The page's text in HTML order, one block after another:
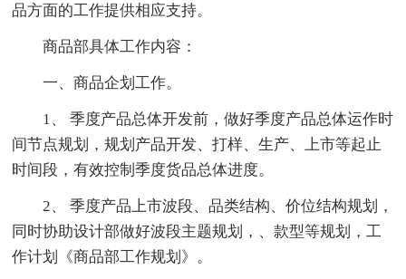
品方面的工作提供相应支持。
商品部具体工作内容：
一、商品企划工作。
1、 季度产品总体开发前，做好季度产品总体运作时
间节点规划，规划产品开发、打样、生产、上市等起止
时间段，有效控制季度货品总体进度。
2、 季度产品上市波段、品类结构、价位结构规划，
同时协助设计部做好波段主题规划，、款型等规划，工
作计划《商品部工作规划》。